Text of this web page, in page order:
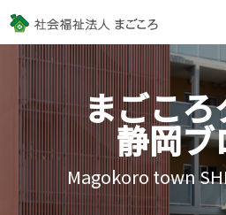
まごころ
静岡ブ
Magokoro town